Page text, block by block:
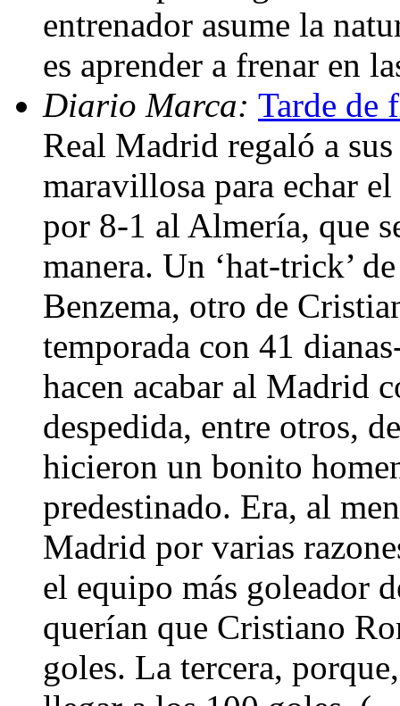
entrenador asume la
es aprender a frenar en
Diario Marca: Tarde de
Real Madrid regaló a
maravillosa para echar
por 8-1 al Almería, que
manera. Un ‘hat-trick’
Benzema, otro de
temporada con 41
hacen acabar al Madrid
despedida, entre otros,
hicieron un bonito
predestinado. Era, al
Madrid por varias
el equipo más goleador
querían que Cristiano
goles. La tercera,